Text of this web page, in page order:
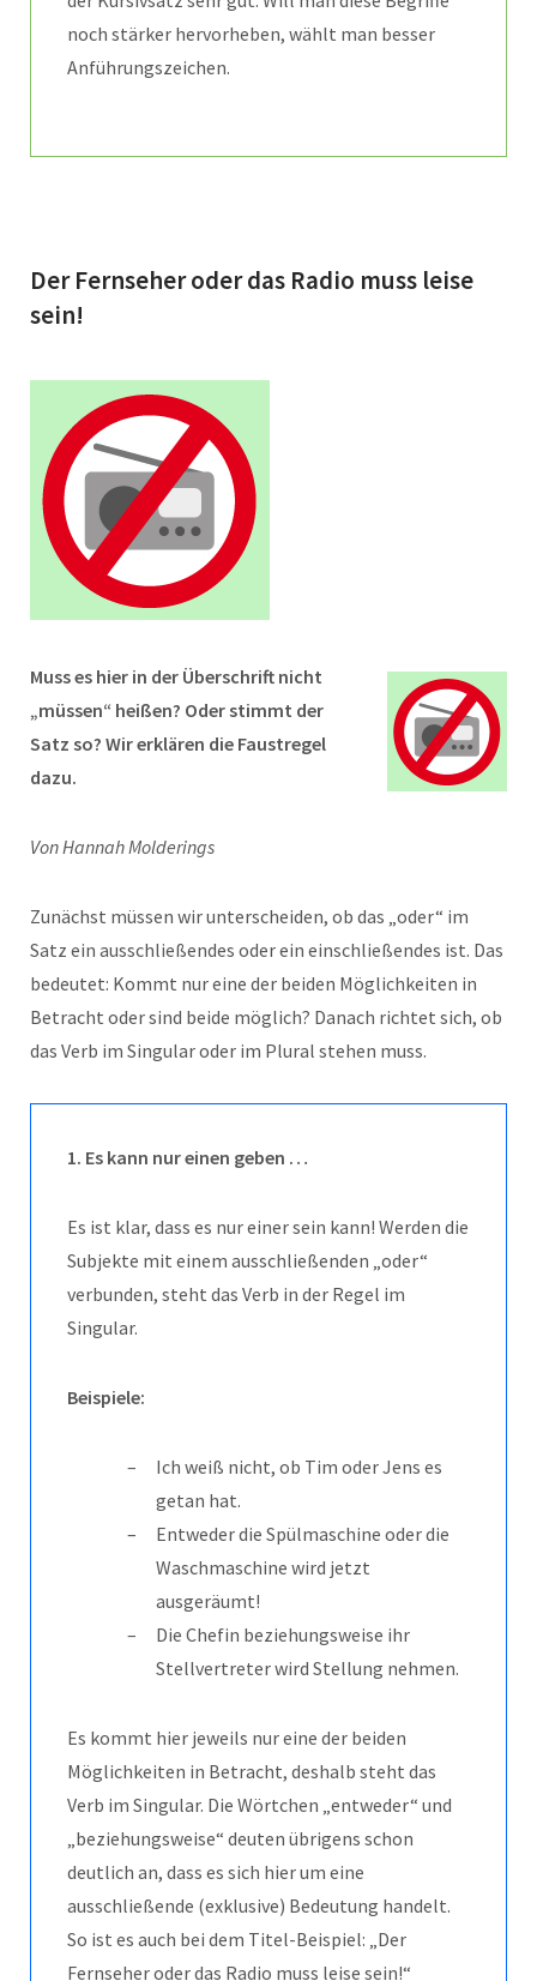
noch stärker hervorheben, wählt man besser
Anführungszeichen.
Der Fernseher oder das Radio muss leise
sein!
Muss es hier in der Überschrift nicht
„müssen“ heißen? Oder stimmt der
Satz so? Wir erklären die Faustregel
dazu.
Von Hannah Molderings
Zunächst müssen wir unterscheiden, ob das „oder“ im
Satz ein ausschließendes oder ein einschließendes ist. Das
bedeutet: Kommt nur eine der beiden Möglichkeiten in
Betracht oder sind beide möglich? Danach richtet sich, ob
das Verb im Singular oder im Plural stehen muss.
1. Es kann nur einen geben …
Es ist klar, dass es nur einer sein kann! Werden die
Subjekte mit einem ausschließenden „oder“
verbunden, steht das Verb in der Regel im
Singular.
Beispiele:
Ich weiß nicht, ob Tim oder Jens es
getan hat.
Entweder die Spülmaschine oder die
Waschmaschine wird jetzt
ausgeräumt!
Die Chefin beziehungsweise ihr
Stellvertreter wird Stellung nehmen.
Es kommt hier jeweils nur eine der beiden
Möglichkeiten in Betracht, deshalb steht das
Verb im Singular. Die Wörtchen „entweder“ und
„beziehungsweise“ deuten übrigens schon
deutlich an, dass es sich hier um eine
ausschließende (exklusive) Bedeutung handelt.
So ist es auch bei dem Titel-Beispiel: „Der
Fernseher oder das Radio muss leise sein!“